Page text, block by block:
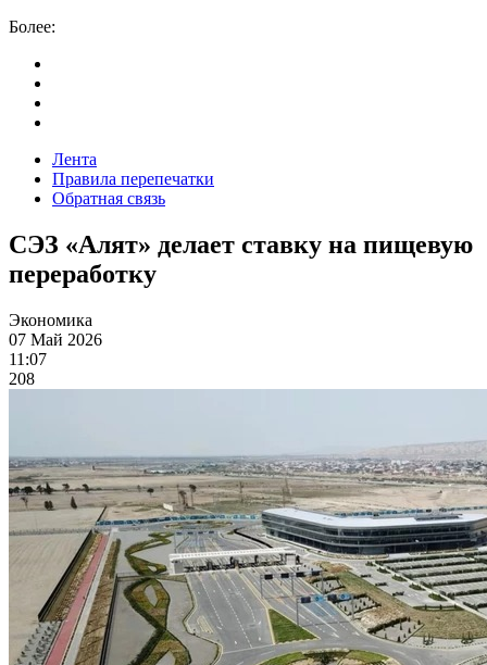
Более:
Лента
Правила перепечатки
Обратная связь
СЭЗ «Алят» делает ставку на пищевую
переработку
Экономика
07 Май 2026
11:07
208